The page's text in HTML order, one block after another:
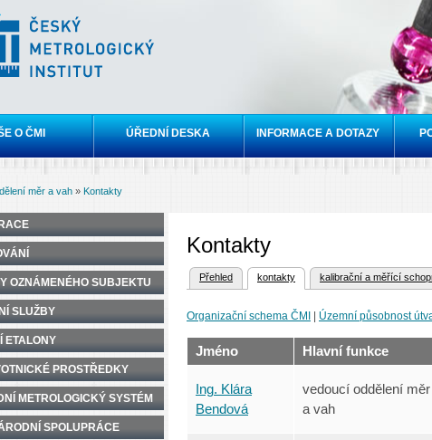
O ČMI ÚŘEDNÍ DESKA INFORMACE A DOTAZY
měr a vah » Kontakty
Kontakty
Hlavní záložky
Přehled kontakty
(aktivní záložka) kalibrační a měřící
Organizační schema ČMI Územní působnost
Jméno Hlavní funkce
Ing. Klára
Bendová
vedoucí oddělení měr
a vah
OZNÁMENÉHO SUBJEKTU
SLUŽBY
ETALONY
PROSTŘEDKY
METROLOGICKÝ SYSTÉM
SPOLUPRÁCE